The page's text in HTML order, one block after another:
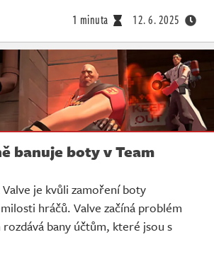
1 minuta 12. 6. 2025
banuje boty v Team
je kvůli zamoření boty
hráčů. Valve začíná problém
bany účtům, které jsou s